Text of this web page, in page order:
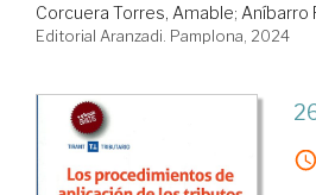
Corcuera Torres, Amable; Aníbarro
Editorial Aranzadi. Pamplona, 2024